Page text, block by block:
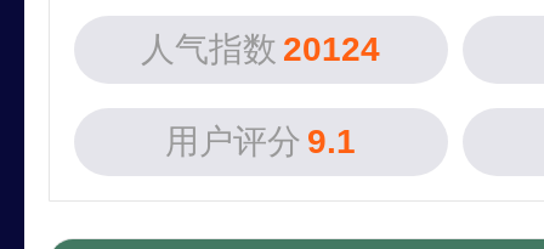
人气指数 20124
用户评分 9.1